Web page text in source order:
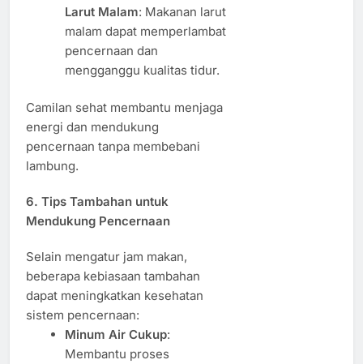
Larut Malam: Makanan larut
malam dapat memperlambat
pencernaan dan
mengganggu kualitas tidur.
Camilan sehat membantu menjaga
energi dan mendukung
pencernaan tanpa membebani
lambung.
6. Tips Tambahan untuk
Mendukung Pencernaan
Selain mengatur jam makan,
beberapa kebiasaan tambahan
dapat meningkatkan kesehatan
sistem pencernaan:
Minum Air Cukup:
Membantu proses